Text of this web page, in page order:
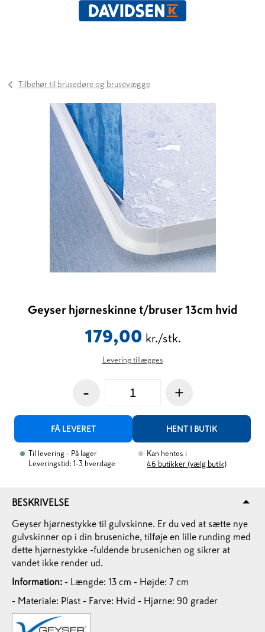
Tilbehør til brusedøre og brusevægge
Geyser hjørneskinne t/bruser 13cm hvid
179,00 kr./stk.
Levering tillægges
- +
FÅ LEVERET HENT I BUTIK
Til levering - På lager
Leveringstid: 1-3 hverdage
Kan hentes i
46 butikker (vælg butik)
BESKRIVELSE
Geyser hjørnestykke til gulvskinne. Er du ved at sætte nye
gulvskinner op i din bruseniche, tilføje en lille runding med
dette hjørnestykke -fuldende brusenichen og sikrer at
vandet ikke render ud.
Information: - Længde: 13 cm - Højde: 7 cm
- Materiale: Plast - Farve: Hvid - Hjørne: 90 grader